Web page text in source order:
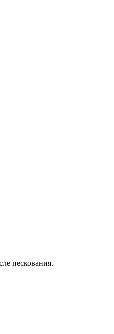
пескования.